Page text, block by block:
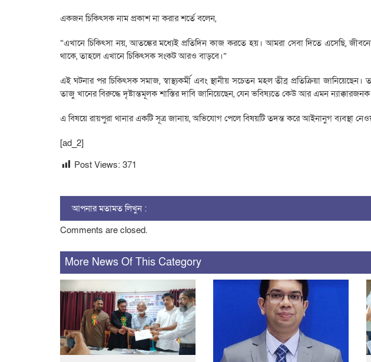
একজন চিকিৎসক নাম প্রকাশ না করার শর্তে বলেন,
“এখানে চিকিৎসা নয়, আতঙ্কের মধ্যেই প্রতিদিন কাজ করতে হয়। আমরা সেবা দিতে এসেছি,
থাকে, তাহলে এখানে চিকিৎসক সংকট আরও বাড়বে।”
এই ঘটনার পর চিকিৎসক সমাজ, স্বাস্থ্যকর্মী এবং স্থানীয় সচেতন মহল তীব্র প্রতিক্রিয়া
তাজু খানের বিরুদ্ধে দৃষ্টান্তমূলক শাস্তির দাবি জানিয়েছেন, যেন ভবিষ্যতে কেউ আর এমন
এ বিষয়ে রায়পুরা থানার একটি সূত্র জানায়, অভিযোগ পেলে বিষয়টি তদন্ত করে আইনানুগ ব্যবস্থা
[ad_2]
Post Views: 371
আপনার মতামত লিখুন :
Comments are closed.
More News Of This Category